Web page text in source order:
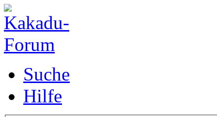
Suche
Hilfe